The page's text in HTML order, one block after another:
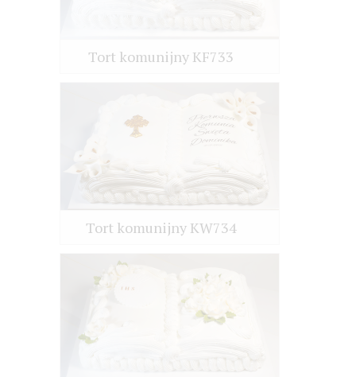
Tort komunijny KF733
Tort komunijny KW734